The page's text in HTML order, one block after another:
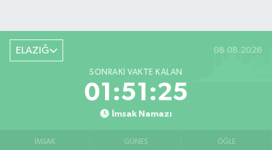
ELAZIĞ 08.08.2026
SONRAKI VAKTE KALAN
01:51:24
İmsak Namazı
İMSAK GÜNEŞ ÖĞLE